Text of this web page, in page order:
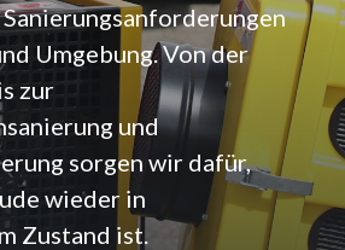
Umgebung. Von der
zur
und
sorgen wir dafür,
wieder in
Zustand ist.